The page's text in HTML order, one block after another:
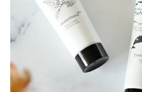
ハンドクリーム
白檀 50g
1,320
ホーム
新商品